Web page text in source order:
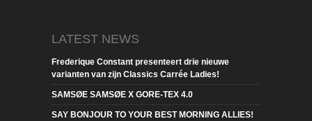
LATEST NEWS
Frederique Constant presenteert drie nieuwe
varianten van zijn Classics Carrée Ladies!
SAMSØE SAMSØE X GORE-TEX 4.0
SAY BONJOUR TO YOUR BEST MORNING ALLIES!